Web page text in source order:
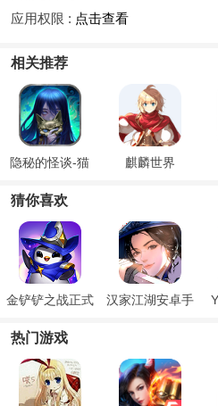
应用权限 : 点击查看
相关推荐
隐秘的怪谈-猫
麒麟世界
猜你喜欢
金铲铲之战正式
汉家江湖安卓手
热门游戏